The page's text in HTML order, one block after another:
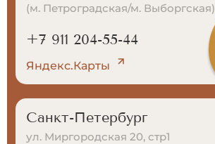
(м. Петроградская/м. Выборгская)
+7 911 204-55-44
Яндекс.Карты
Санкт-Петербург
ул. Миргородская 20, стр1